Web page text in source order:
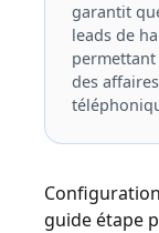
garantit
leads de
des
guide étape